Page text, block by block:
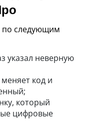
по следующим
указал неверную
код и
который
цифровые